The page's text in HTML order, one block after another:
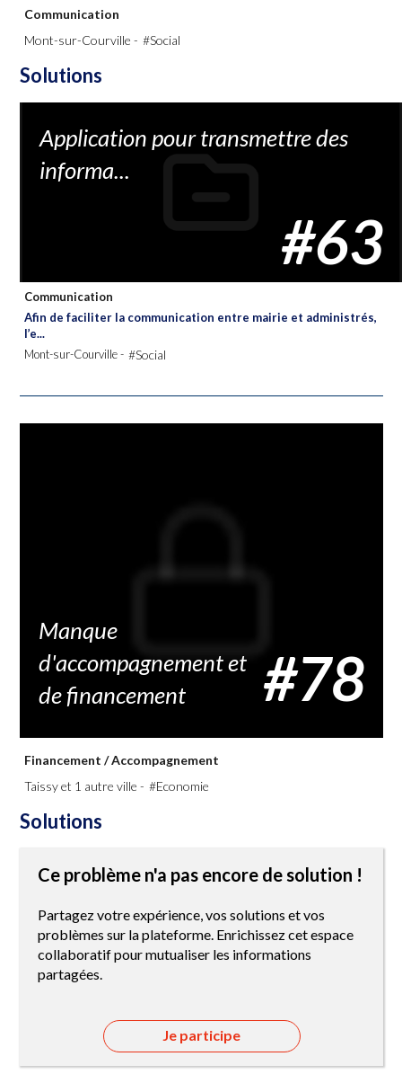
Communication
Mont-sur-Courville - #Social
Solutions
Application pour transmettre des
informa...
#63
Communication
Afin de faciliter la communication entre mairie et administrés,
l’e...
Mont-sur-Courville - #Social
Manque
d'accompagnement et
de financement
#78
Financement/Accompagnement
Taissy et 1 autre ville - #Economie
Solutions
Ce problème n'a pas encore de solution !
Partagez votre expérience, vos solutions et vos
problèmes sur la plateforme. Enrichissez cet espace
collaboratif pour mutualiser les informations
partagées.
Je participe